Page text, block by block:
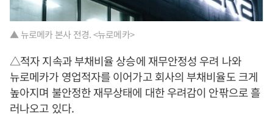
▲ 뉴로메카 본사 전경. <뉴로메카>
△적자 지속과 부채비율 상승에 재무안정성 우려 나와
뉴로메카가 영업적자를 이어가고 회사의 부채비율도 크게
높아지며 불안정한 재무상태에 대한 우려감이 안팎으로 흘
러나오고 있다.